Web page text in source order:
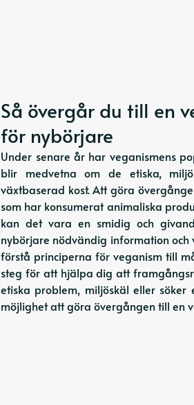
Så övergår du till en
för nybörjare
Under senare år har veganismens
blir medvetna om de etiska,
växtbaserad kost. Att göra
som har konsumerat animaliska
kan det vara en smidig och
nybörjare nödvändig information
förstå principerna för veganism till
steg för att hjälpa dig att
etiska problem, miljöskäl eller
möjlighet att göra övergången till en